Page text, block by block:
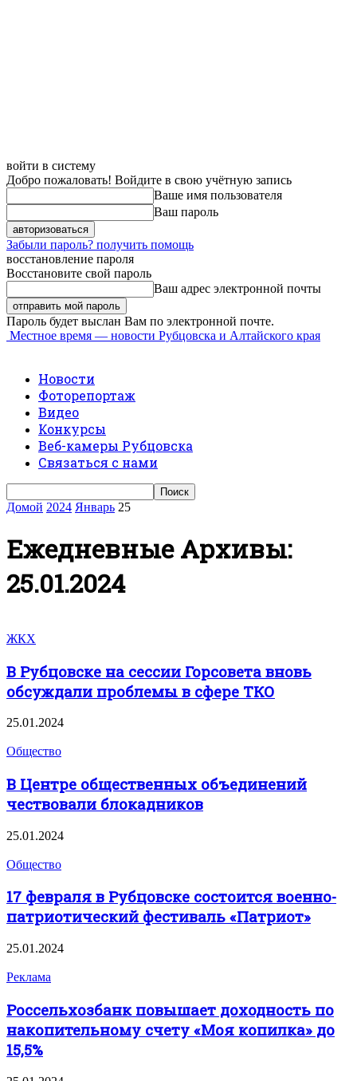
войти в систему
Добро пожаловать! Войдите в свою учётную запись
Ваше имя пользователя
Ваш пароль
Забыли пароль? получить помощь
восстановление пароля
Восстановите свой пароль
Ваш адрес электронной почты
Пароль будет выслан Вам по электронной почте.
Местное время — новости Рубцовска и Алтайского края
Новости
Фоторепортаж
Видео
Конкурсы
Веб-камеры Рубцовска
Связаться с нами
Домой 2024 Январь 25
Ежедневные Архивы:
25.01.2024
ЖКХ
В Рубцовске на сессии Горсовета вновь
обсуждали проблемы в сфере ТКО
25.01.2024
Общество
В Центре общественных объединений
чествовали блокадников
25.01.2024
Общество
17 февраля в Рубцовске состоится военно-
патриотический фестиваль «Патриот»
25.01.2024
Реклама
Россельхозбанк повышает доходность по
накопительному счету «Моя копилка» до
15,5%